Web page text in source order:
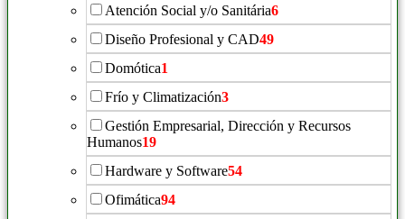
Atención Social y/o Sanitária6
Diseño Profesional y CAD49
Domótica1
Frío y Climatización3
Gestión Empresarial, Dirección y Recursos
Humanos19
Hardware y Software54
Ofimática94